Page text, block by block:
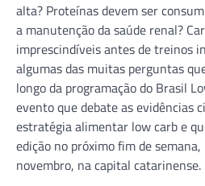
alta? Proteínas devem ser
a manutenção da saúde renal?
imprescindíveis antes de treinos
algumas das muitas perguntas
longo da programação do Brasil
evento que debate as evidências
estratégia alimentar low carb e
edição no próximo fim de
novembro, na capital catarinense.